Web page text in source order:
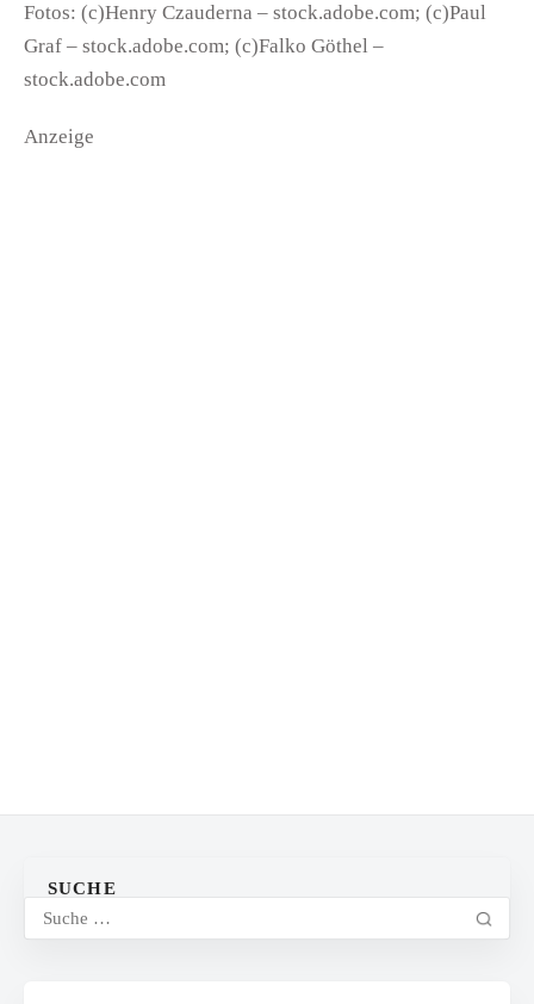
Fotos: (c)Henry Czauderna – stock.adobe.com; (c)Paul
Graf – stock.adobe.com; (c)Falko Göthel –
stock.adobe.com
Anzeige
SUCHE